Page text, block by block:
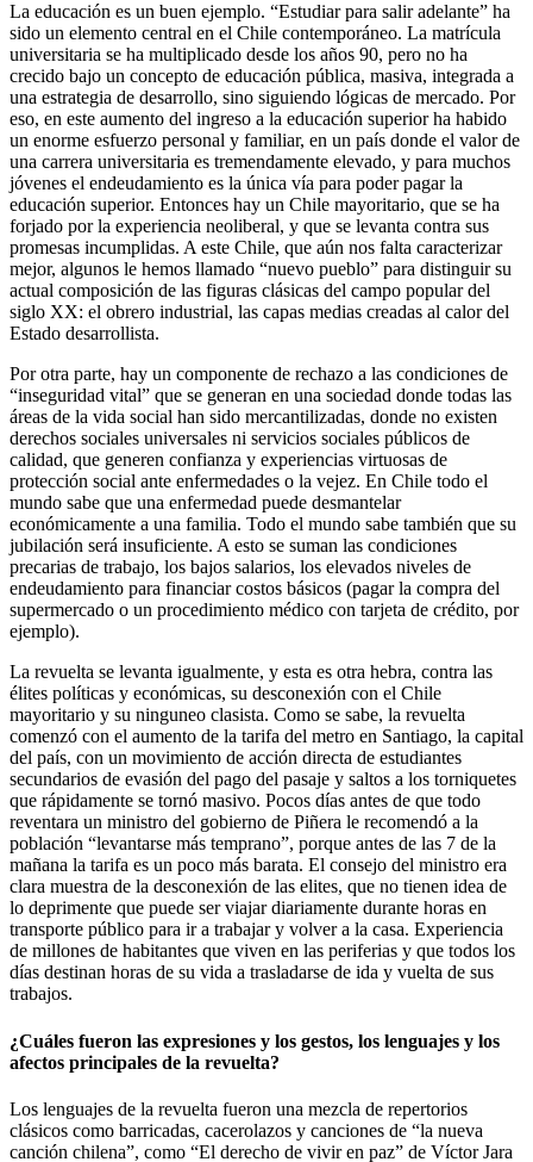
La educación es un buen ejemplo. “Estudiar para salir adelante” ha
sido un elemento central en el Chile contemporáneo. La matrícula
universitaria se ha multiplicado desde los años 90, pero no ha
crecido bajo un concepto de educación pública, masiva, integrada a
una estrategia de desarrollo, sino siguiendo lógicas de mercado. Por
eso, en este aumento del ingreso a la educación superior ha habido
un enorme esfuerzo personal y familiar, en un país donde el valor de
una carrera universitaria es tremendamente elevado, y para muchos
jóvenes el endeudamiento es la única vía para poder pagar la
educación superior. Entonces hay un Chile mayoritario, que se ha
forjado por la experiencia neoliberal, y que se levanta contra sus
promesas incumplidas. A este Chile, que aún nos falta caracterizar
mejor, algunos le hemos llamado “nuevo pueblo” para distinguir su
actual composición de las figuras clásicas del campo popular del
siglo XX: el obrero industrial, las capas medias creadas al calor del
Estado desarrollista.
Por otra parte, hay un componente de rechazo a las condiciones de
“inseguridad vital” que se generan en una sociedad donde todas las
áreas de la vida social han sido mercantilizadas, donde no existen
derechos sociales universales ni servicios sociales públicos de
calidad, que generen confianza y experiencias virtuosas de
protección social ante enfermedades o la vejez. En Chile todo el
mundo sabe que una enfermedad puede desmantelar
económicamente a una familia. Todo el mundo sabe también que su
jubilación será insuficiente. A esto se suman las condiciones
precarias de trabajo, los bajos salarios, los elevados niveles de
endeudamiento para financiar costos básicos (pagar la compra del
supermercado o un procedimiento médico con tarjeta de crédito, por
ejemplo).
La revuelta se levanta igualmente, y esta es otra hebra, contra las
élites políticas y económicas, su desconexión con el Chile
mayoritario y su ninguneo clasista. Como se sabe, la revuelta
comenzó con el aumento de la tarifa del metro en Santiago, la capital
del país, con un movimiento de acción directa de estudiantes
secundarios de evasión del pago del pasaje y saltos a los torniquetes
que rápidamente se tornó masivo. Pocos días antes de que todo
reventara un ministro del gobierno de Piñera le recomendó a la
población “levantarse más temprano”, porque antes de las 7 de la
mañana la tarifa es un poco más barata. El consejo del ministro era
clara muestra de la desconexión de las elites, que no tienen idea de
lo deprimente que puede ser viajar diariamente durante horas en
transporte público para ir a trabajar y volver a la casa. Experiencia
de millones de habitantes que viven en las periferias y que todos los
días destinan horas de su vida a trasladarse de ida y vuelta de sus
trabajos.
¿Cuáles fueron las expresiones y los gestos, los lenguajes y los
afectos principales de la revuelta?
Los lenguajes de la revuelta fueron una mezcla de repertorios
clásicos como barricadas, cacerolazos y canciones de “la nueva
canción chilena”, como “El derecho de vivir en paz” de Víctor Jara